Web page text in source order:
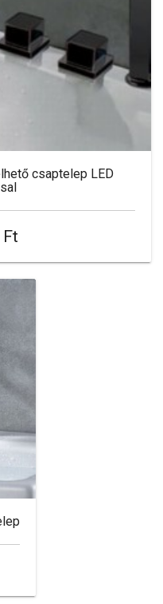
csaptelep LED